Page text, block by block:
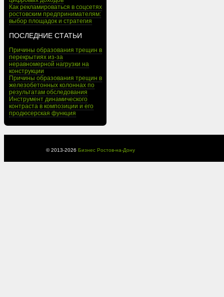
Как рекламироваться в соцсетях
ростовским предпринимателям:
выбор площадок и стратегия
ПОСЛЕДНИЕ СТАТЬИ
Причины образования трещин в
перекрытиях из-за
неравномерной нагрузки на
конструкции
Причины образования трещин в
железобетонных колоннах по
результатам обследования
Инструмент динамического
контраста в композиции и его
продюсерская функция
© 2013-2026 Бизнес Ростов-на-Дону